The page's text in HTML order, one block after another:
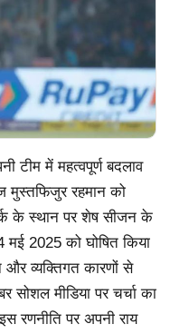
टीम में महत्वपूर्ण बदलाव
मुस्तफिजुर रहमान को
के स्थान पर शेष सीजन के
मई 2025 को घोषित किया
व्यक्तिगत कारणों से
मीडिया पर चर्चा का
रणनीति पर अपनी राय